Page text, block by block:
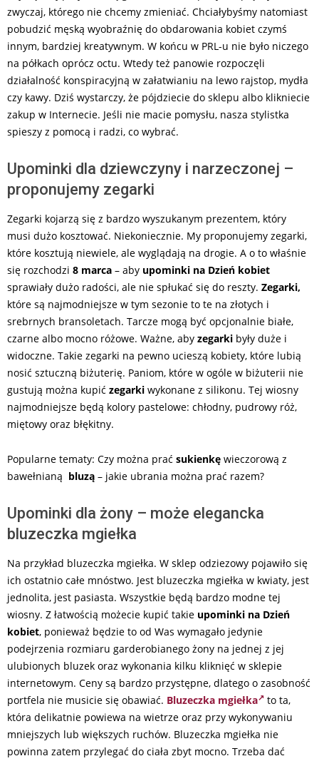
zwyczaj, którego nie chcemy zmieniać. Chciałybyśmy natomiast
pobudzić męską wyobraźnię do obdarowania kobiet czymś
innym, bardziej kreatywnym. W końcu w PRL-u nie było niczego
na półkach oprócz octu. Wtedy też panowie rozpoczęli
działalność konspiracyjną w załatwianiu na lewo rajstop, mydła
czy kawy. Dziś wystarczy, że pójdziecie do sklepu albo klikniecie
zakup w Internecie. Jeśli nie macie pomysłu, nasza stylistka
spieszy z pomocą i radzi, co wybrać.
Upominki dla dziewczyny i narzeczonej –
proponujemy zegarki
Zegarki kojarzą się z bardzo wyszukanym prezentem, który
musi dużo kosztować. Niekoniecznie. My proponujemy zegarki,
które kosztują niewiele, ale wyglądają na drogie. A o to właśnie
się rozchodzi 8 marca – aby upominki na Dzień kobiet
sprawiały dużo radości, ale nie spłukać się do reszty. Zegarki,
które są najmodniejsze w tym sezonie to te na złotych i
srebrnych bransoletach. Tarcze mogą być opcjonalnie białe,
czarne albo mocno różowe. Ważne, aby zegarki były duże i
widoczne. Takie zegarki na pewno ucieszą kobiety, które lubią
nosić sztuczną biżuterię. Paniom, które w ogóle w biżuterii nie
gustują można kupić zegarki wykonane z silikonu. Tej wiosny
najmodniejsze będą kolory pastelowe: chłodny, pudrowy róż,
miętowy oraz błękitny.
Popularne tematy: Czy można prać sukienkę wieczorową z
bawełnianą bluzą – jakie ubrania można prać razem?
Upominki dla żony – może elegancka
bluzeczka mgiełka
Na przykład bluzeczka mgiełka. W sklep odziezowy pojawiło się
ich ostatnio całe mnóstwo. Jest bluzeczka mgiełka w kwiaty, jest
jednolita, jest pasiasta. Wszystkie będą bardzo modne tej
wiosny. Z łatwością możecie kupić takie upominki na Dzień
kobiet, ponieważ będzie to od Was wymagało jedynie
podejrzenia rozmiaru garderobianego żony na jednej z jej
ulubionych bluzek oraz wykonania kilku kliknięć w sklepie
internetowym. Ceny są bardzo przystępne, dlatego o zasobność
portfela nie musicie się obawiać. Bluzeczka mgiełka
to ta,
która delikatnie powiewa na wietrze oraz przy wykonywaniu
mniejszych lub większych ruchów. Bluzeczka mgiełka nie
powinna zatem przylegać do ciała zbyt mocno. Trzeba dać